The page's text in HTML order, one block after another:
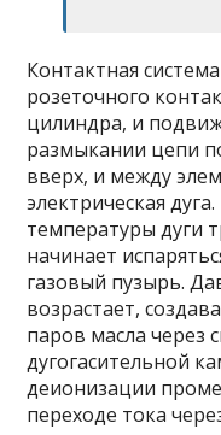
Контактная
розеточного
цилиндра, и
размыкании цепи
вверх, и между
электрическая
температуры дуги
начинает
газовый пузырь.
возрастает,
паров масла через
дугогасительной
деионизации
переходе тока